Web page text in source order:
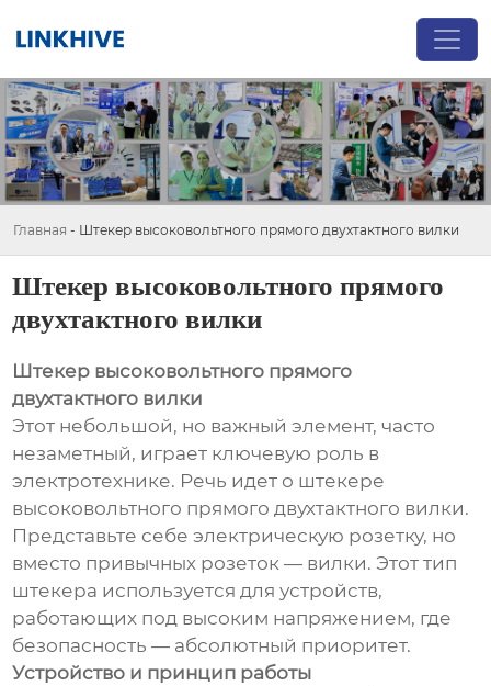
Главная - Штекер высоковольтного прямого двухтактного вилки
Штекер высоковольтного прямого
двухтактного вилки
Штекер высоковольтного прямого
двухтактного вилки
Этот небольшой, но важный элемент, часто
незаметный, играет ключевую роль в
электротехнике. Речь идет о штекере
высоковольтного прямого двухтактного вилки.
Представьте себе электрическую розетку, но
вместо привычных розеток — вилки. Этот тип
штекера используется для устройств,
работающих под высоким напряжением, где
безопасность — абсолютный приоритет.
Устройство и принцип работы